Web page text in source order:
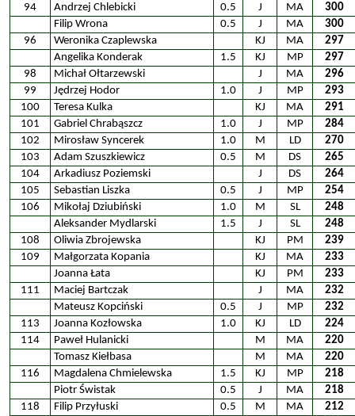
94 Andrzej Chlebicki 0.5 J MA
300
Filip Wrona
0.5 J MA
300
96
Weronika Czaplewska KJ MA
297
Angelika Konderak
1.5 KJ MP
297
98
Michał Ołtarzewski J MA
296
99
Jędrzej Hodor 1.0 J MP
293
100
Teresa Kulka KJ MA
291
101
Gabriel Chrabąszcz 1.0 J MP
284
102
Mirosław Syncerek 1.0 M LD
270
103
Adam Szuszkiewicz 0.5 M DS
265
104
Arkadiusz Poziemski J DS
264
105
Sebastian Liszka 0.5 J MP
254
106
Mikołaj Dziubiński 1.0 M SL
248
Aleksander Mydlarski
1.5 J SL
248
108
Oliwia Zbrojewska KJ PM
239
109
Małgorzata Kopania KJ MA
233
Joanna Łata
KJ PM
233
111
Maciej Bartczak J MA
232
Mateusz Kopciński
0.5 J MP
232
113
Joanna Kozłowska 1.0 KJ LD
224
114
Paweł Hulanicki M MA
220
Tomasz Kiełbasa
M MA
220
116
Magdalena Chmielewska 1.5 KJ MP
218
Piotr Świstak
0.5 J MA
218
118
Filip Przyłuski 0.5 M MA
212